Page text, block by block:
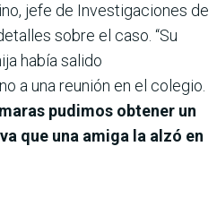
jefe de Investigaciones de
sobre el caso. “Su
había salido
a una reunión en el colegio.
pudimos obtener un
que una amiga la alzó en